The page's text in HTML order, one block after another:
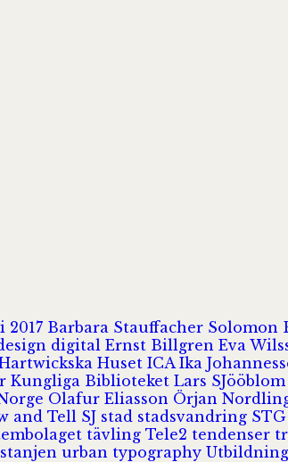
2017 Barbara Stauffacher Solomon
digital Ernst Billgren Eva
Huset ICA Ika
Kungliga Biblioteket Lars SJööblom
Olafur Eliasson Örjan
and Tell SJ stad stadsvandring STG
tävling Tele2 tendenser
urban typography Utbildning